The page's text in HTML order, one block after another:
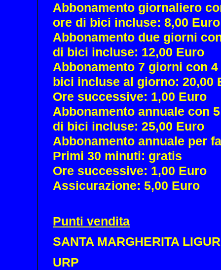
Abbonamento giornaliero
ore di bici incluse: 8,00 Euro
Abbonamento due giorni
di bici incluse: 12,00 Euro
Abbonamento 7 giorni con
bici incluse al giorno: 20,00
Ore successive: 1,00 Euro
Abbonamento annuale con
di bici incluse: 25,00 Euro
Abbonamento annuale per
Primi 30 minuti: gratis
Ore successive: 1,00 Euro
Assicurazione: 5,00 Euro
Punti vendita
SANTA MARGHERITA
URP